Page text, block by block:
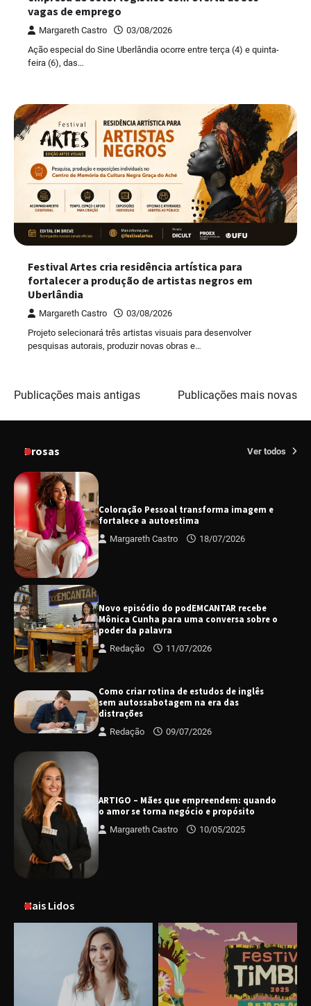
vagas de emprego
Margareth Castro
03/08/2026
Ação especial do Sine Uberlândia ocorre entre terça (4) e quinta-
feira (6), das…
Festival Artes cria residência artística para
fortalecer a produção de artistas negros em
Uberlândia
Margareth Castro
03/08/2026
Projeto selecionará três artistas visuais para desenvolver
pesquisas autorais, produzir novas obras e…
Navegação
por
Publicações mais antigas Publicações mais novas
Prosas Ver todos
Coloração Pessoal transforma imagem e
fortalece a autoestima
Margareth Castro 18/07/2026
Novo episódio do podEMCANTAR recebe
Mônica Cunha para uma conversa sobre o
poder da palavra
Redação 11/07/2026
Como criar rotina de estudos de inglês
sem autossabotagem na era das
distrações
Redação 09/07/2026
ARTIGO – Mães que empreendem: quando
o amor se torna negócio e propósito
Margareth Castro 10/05/2025
Mais Lidos